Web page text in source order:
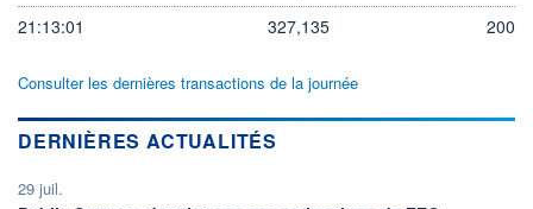
21:13:01
327,135 200
Consulter les dernières transactions de la journée
DERNIÈRES ACTUALITÉS
29 juil.